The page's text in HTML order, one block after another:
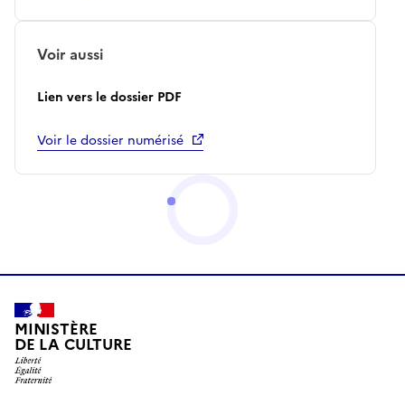
Voir aussi
Lien vers le dossier PDF
Voir le dossier numérisé
MINISTÈRE
DE LA CULTURE